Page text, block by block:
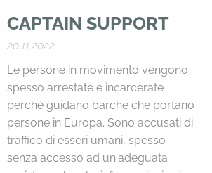
CAPTAIN SUPPORT
20.11.2022
Le persone in movimento vengono
spesso arrestate e incarcerate
perché guidano barche che portano
persone in Europa. Sono accusati di
traffico di esseri umani, spesso
senza accesso ad un'adeguata